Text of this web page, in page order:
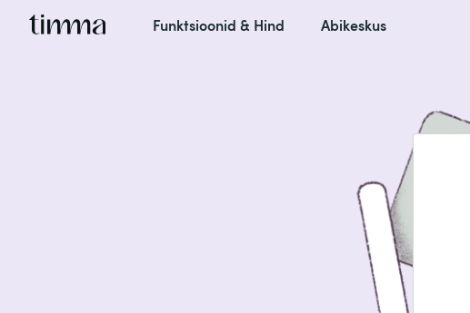
Funktsioonid & Hind Abikeskus